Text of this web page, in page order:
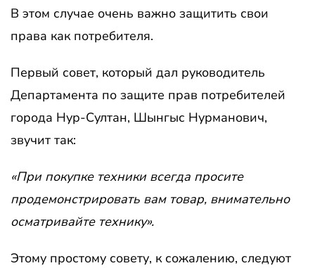
В этом случае очень важно защитить свои
права как потребителя.
Первый совет, который дал руководитель
Департамента по защите прав потребителей
города Нур-Султан, Шынгыс Нурманович,
звучит так:
«При покупке техники всегда просите
продемонстрировать вам товар, внимательно
осматривайте технику».
Этому простому совету, к сожалению, следуют